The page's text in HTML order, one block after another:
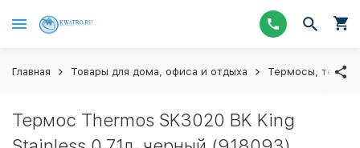
Главная Товары для дома, офиса и отдыха Термосы,
Термос Thermos SK3020 BK King